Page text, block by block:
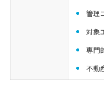
管理
対象
専門
不動